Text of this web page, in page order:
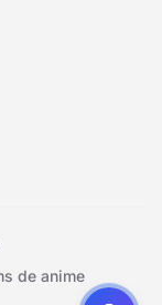
de anime